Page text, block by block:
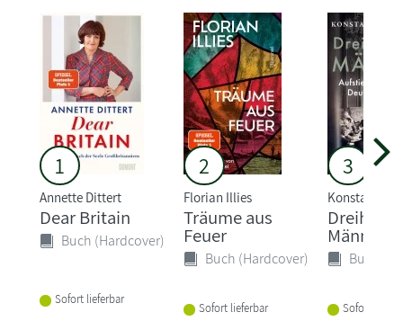
1
Annette Dittert
Dear Britain
Buch (Hardcover)
Sofort lieferbar
2
Florian Illies
Träume aus
Feuer
Buch (Hardcover)
Sofort lieferbar
3
Konstantin
Männer
Buch
Sofort